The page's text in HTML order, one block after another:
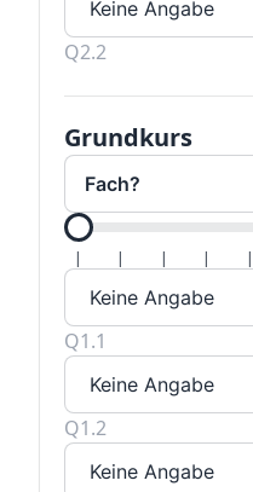
Q2.2
Grundkurs
| | | | |
Q1.1
Q1.2